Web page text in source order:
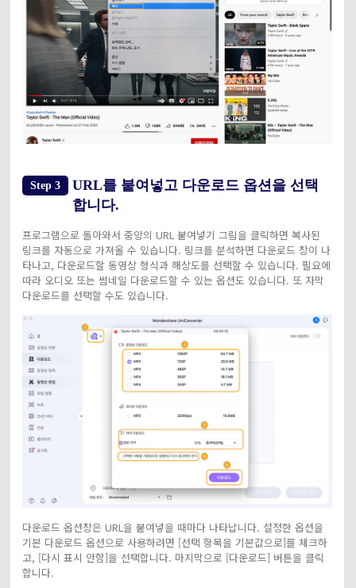
Step 3
URL를 붙여넣고 다운로드 옵션을 선택
합니다.
프로그램으로 돌아와서 중앙의 URL 붙여넣기 그림을 클릭하면 복사된
링크를 자동으로 가져올 수 있습니다. 링크를 분석하면 다운로드 창이 나
타나고, 다운로드할 동영상 형식과 해상도를 선택할 수 있습니다. 필요에
따라 오디오 또는 썸네일 다운로드할 수 있는 옵션도 있습니다. 또 자막
다운로드를 선택할 수도 있습니다.
다운로드 옵션창은 URL을 붙여넣을 때마다 나타납니다. 설정한 옵션을
기본 다운로드 옵션으로 사용하려면 [선택 항목을 기본값으로]를 체크하
고, [다시 표시 안함]을 선택합니다. 마지막으로 [다운로드] 버튼을 클릭
합니다.